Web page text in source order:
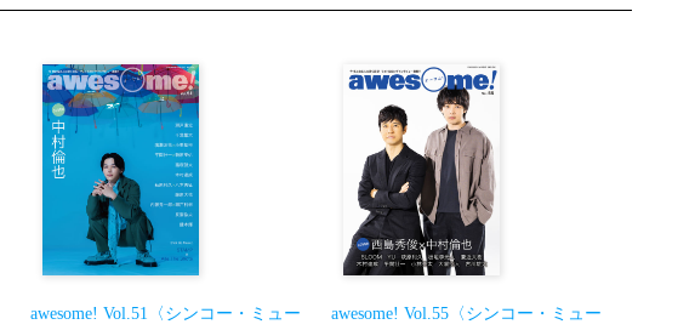
awesome! Vol.51〈シンコー・ミュー
awesome! Vol.55〈シンコー・ミュー